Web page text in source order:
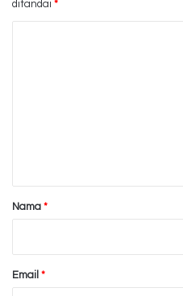
ditandai *
rNama *
Email *